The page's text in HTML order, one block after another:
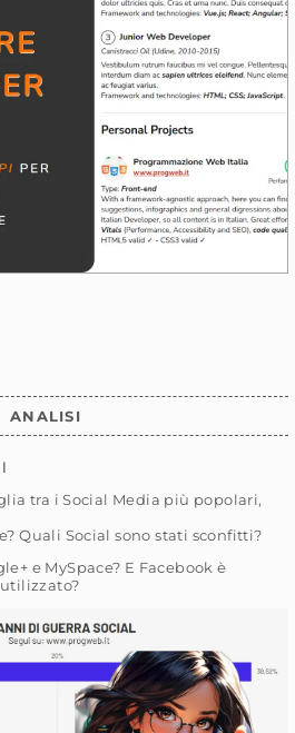
ANALISI
tra i Social Media più popolari,
Quali Social sono stati sconfitti?
e MySpace? E Facebook è